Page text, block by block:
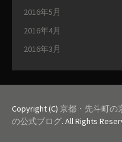
2016年5月
2016年4月
2016年3月
Copyright (C) 京都・先斗町の
の公式ブログ. All Rights